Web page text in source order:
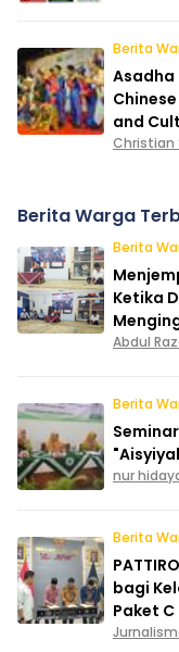
Berita
Asadha
and
Christian
Berita Warga
Berita
Ketika
Abdul
Berita
nur
Berita
bagi
Paket